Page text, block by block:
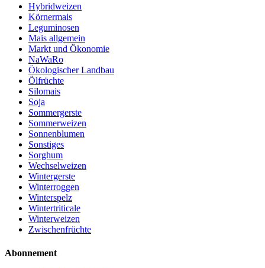
Hybridweizen
Körnermais
Leguminosen
Mais allgemein
Markt und Ökonomie
NaWaRo
Ökologischer Landbau
Ölfrüchte
Silomais
Soja
Sommergerste
Sommerweizen
Sonnenblumen
Sonstiges
Sorghum
Wechselweizen
Wintergerste
Winterroggen
Winterspelz
Wintertriticale
Winterweizen
Zwischenfrüchte
Abonnement